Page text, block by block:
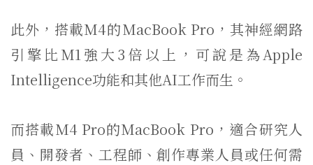
此外，搭載M4的MacBook Pro，其神經網路
引擎比M1強大3倍以上，可說是為Apple
Intelligence功能和其他AI工作而生。
而搭載M4 Pro的MacBook Pro，適合研究人
員、開發者、工程師、創作專業人員或任何需